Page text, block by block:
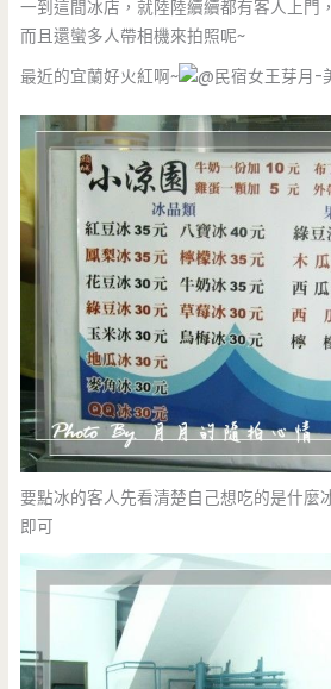
一到這間冰店，就陸陸續續都有客人上門
而且還蠻多人帶相機來拍照呢~
最近的宜蘭好火紅啊~
要點冰的客人先看清楚自己想吃的是什麼
即可